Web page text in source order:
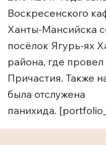
Воскресенского
Ханты-Мансийска
посёлок Ягурь-ях
района, где
Причастия. Также
была отслужена
панихида.